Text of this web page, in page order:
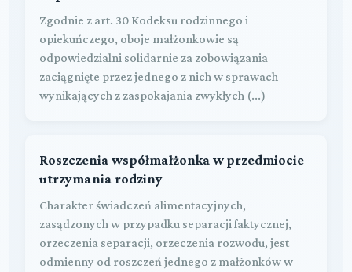
Zgodnie z art. 30 Kodeksu rodzinnego i
opiekuńczego, oboje małżonkowie są
odpowiedzialni solidarnie za zobowiązania
zaciągnięte przez jednego z nich w sprawach
wynikających z zaspokajania zwykłych (...)
Roszczenia współmałżonka w przedmiocie
utrzymania rodziny
Charakter świadczeń alimentacyjnych,
zasądzonych w przypadku separacji faktycznej,
orzeczenia separacji, orzeczenia rozwodu, jest
odmienny od roszczeń jednego z małżonków w